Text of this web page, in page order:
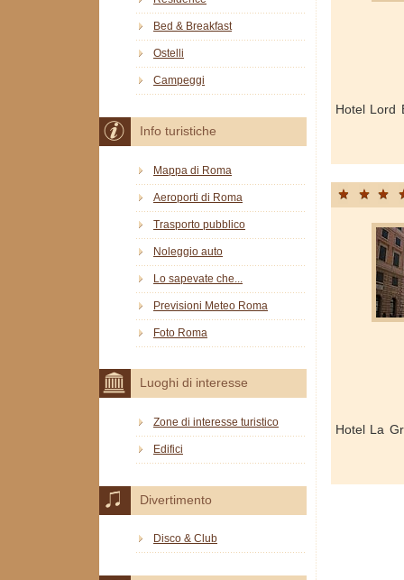
Hotel Lord
Hotel La
Bed & Breakfast
Ostelli
Campeggi
Info turistiche
Mappa di Roma
Aeroporti di Roma
Trasporto pubblico
Noleggio auto
Lo sapevate che...
Previsioni Meteo Roma
Foto Roma
Luoghi di interesse
Zone di interesse turistico
Edifici
Divertimento
Disco & Club